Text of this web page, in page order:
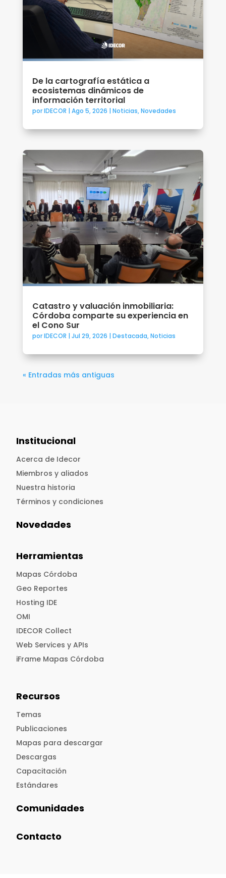
De la cartografía estática a
ecosistemas dinámicos de
información territorial
porIDECOR | Ago 5, 2026 | Noticias,Novedades
Catastro y valuación inmobiliaria:
Córdoba comparte su experiencia en
el Cono Sur
porIDECOR | Jul 29, 2026 | Destacada,Noticias
« Entradas más antiguas
Institucional
Acerca de Idecor
Miembros y aliados
Nuestra historia
Términos y condiciones
Novedades
Herramientas
Mapas Córdoba
Geo Reportes
Hosting IDE
OMI
IDECOR Collect
Web Services y APIs
iFrame Mapas Córdoba
Recursos
Temas
Publicaciones
Mapas para descargar
Descargas
Capacitación
Estándares
Comunidades
Contacto